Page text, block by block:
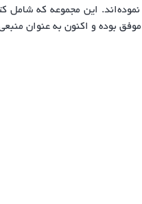
نموده‌اند. این مجموعه که
بوده و اکنون به عنوان